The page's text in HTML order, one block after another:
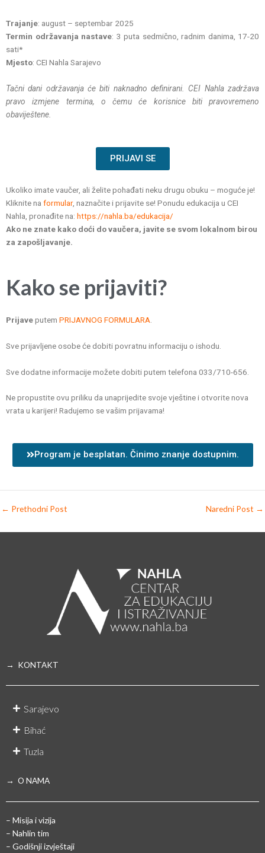
Trajanje: august – septembar 2025
Termin održavanja nastave: 3 puta sedmično, radnim danima, 17-20
sati*
Mjesto: CEI Nahla Sarajevo
Tačni dani održavanja će biti naknadno definirani. CEI Nahla zadržava
pravo izmjene termina, o čemu će korisnice biti pravovremeno
obaviještene.
PRIJAVI SE
Ukoliko imate vaučer, ali želite pohađati neku drugu obuku – moguće je!
Kliknite na formular, naznačite i prijavite se! Ponudu edukacija u CEI
Nahla, pronađite na: https://nahla.ba/edukacija/
Ako ne znate kako doći do vaučera, javite se svom lokalnom birou
za zapošljavanje.
Kako se prijaviti?
Prijaveputem PRIJAVNOG FORMULARA
Sve prijavljene osobe će dobiti povratnu informaciju o ishodu.
Sve dodatne informacije možete dobiti putem telefona 033/710-656.
Ne propustite ovu priliku da unaprijedite svoje vještine i otvorite nova
vrata u karijeri! Radujemo se vašim prijavama!
Program je besplatan. Činimo znanje dostupnim.
← Prethodni Post Naredni Post →
→ KONTAKT
Sarajevo
Bihać
Tuzla
→ O NAMA
– Misija i vizija
– Nahlin tim
– Godišnji izvještaji